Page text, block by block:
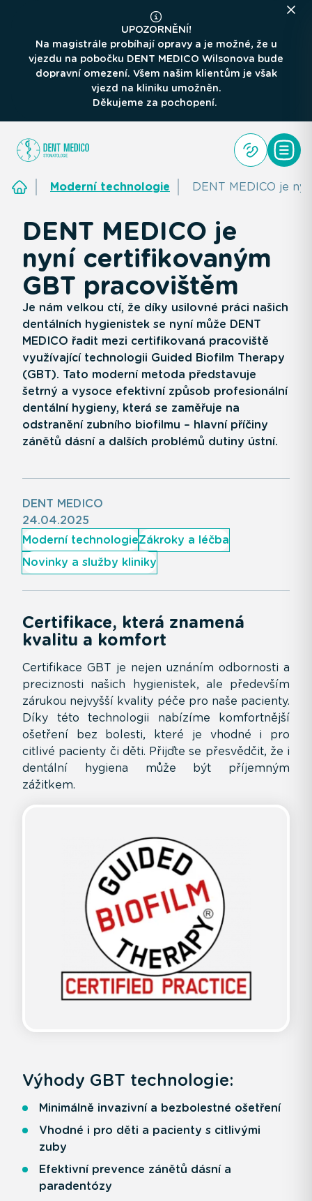
UPOZORNĚNÍ!
Na magistrále probíhají opravy a je možné, že u
vjezdu na pobočku DENT MEDICO Wilsonova bude
dopravní omezení. Všem našim klientům je však
vjezd na kliniku umožněn.
Děkujeme za pochopení.
Moderní technologie DENT MEDICO je
DENT MEDICO je
nyní certifikovaným
GBT pracovištěm
Je nám velkou ctí, že díky usilovné práci našich
dentálních hygienistek se nyní může DENT
MEDICO řadit mezi certifikovaná pracoviště
využívající technologii Guided Biofilm Therapy
(GBT). Tato moderní metoda představuje
šetrný a vysoce efektivní způsob profesionální
dentální hygieny, která se zaměřuje na
odstranění zubního biofilmu – hlavní příčiny
zánětů dásní a dalších problémů dutiny ústní.
DENT MEDICO
24.04.2025
Moderní technologieZákroky a léčba
Novinky a služby kliniky
Certifikace, která znamená
kvalitu a komfort
Certifikace GBT je nejen uznáním odbornosti a
preciznosti našich hygienistek, ale především
zárukou nejvyšší kvality péče pro naše pacienty.
Díky této technologii nabízíme komfortnější
ošetření bez bolesti, které je vhodné i pro
citlivé pacienty či děti. Přijďte se přesvědčit, že i
dentální hygiena může být příjemným
zážitkem.
Výhody GBT technologie:
Minimálně invazivní a bezbolestné ošetření
Vhodné i pro děti a pacienty s citlivými
zuby
Efektivní prevence zánětů dásní a
paradentózy